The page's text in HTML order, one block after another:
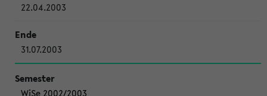
22.04.2003
31.07.2003
WiSe 2002/2003